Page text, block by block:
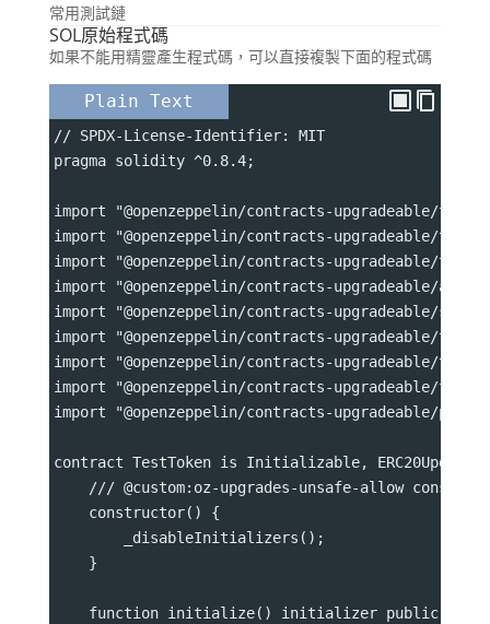
常用測試鏈
SOL原始程式碼
如果不能用精靈產生程式碼，可以直接複製下面的程式碼
Plain Text
// SPDX-License-Identifier: MIT
pragma solidity ^0.8.4;
import "@openzeppelin/contracts-upgradeable/token/
import "@openzeppelin/contracts-upgradeable/
import "@openzeppelin/contracts-upgradeable/token/
import "@openzeppelin/contracts-upgradeable/
import "@openzeppelin/contracts-upgradeable/
import "@openzeppelin/contracts-upgradeable/
import "@openzeppelin/contracts-upgradeable/token/
import "@openzeppelin/contracts-upgradeable/
import "@openzeppelin/contracts-upgradeable/
contract TestToken is Initializable,
/// @custom:oz-upgrades-unsafe-allow
    constructor() {
        _disableInitializers();
    }
    function initialize() initializer public {